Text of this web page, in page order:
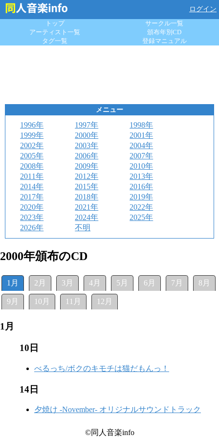
ログイン
トップ
サークル一覧
アーティスト一覧
頒布年別CD
タグ一覧
登録マニュアル
メニュー
1996年 1997年
1998年
1999年
2000年
2001年
2002年
2003年
2004年
2005年
2006年
2007年
2008年
2009年
2010年
2011年
2012年
2013年
2014年
2015年
2016年
2017年
2018年
2019年
2020年
2021年
2022年
2023年
2024年
2025年
2026年
不明
2000年頒布のCD
1月 2月 3月 4月 5月 6月 7月 8月
9月 10月 11月 12月
1月
10日
べるっち/ボクのキモチは猫だもんっ！
14日
夕焼け -November- オリジナルサウンドトラック
©同人音楽info